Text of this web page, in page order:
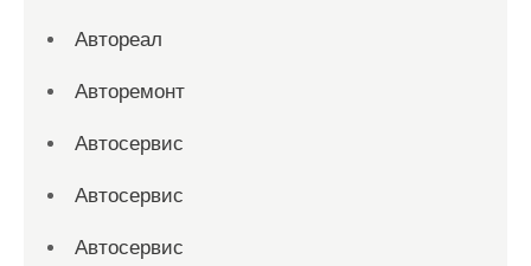
Автореал
Авторемонт
Автосервис
Автосервис
Автосервис